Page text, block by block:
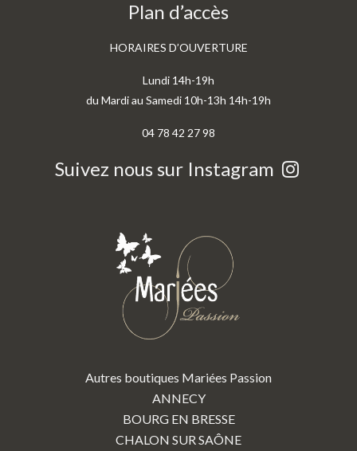
Plan d’accès
HORAIRES D’OUVERTURE
Lundi 14h-19h
du Mardi au Samedi 10h-13h 14h-19h
04 78 42 27 98
Suivez nous sur Instagram
Autres boutiques Mariées Passion
ANNECY
BOURG EN BRESSE
CHALON SUR SAÔNE